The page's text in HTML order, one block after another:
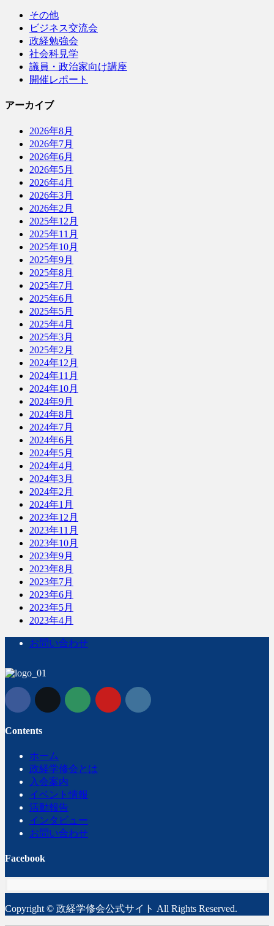
その他
ビジネス交流会
政経勉強会
社会科見学
議員・政治家向け講座
開催レポート
アーカイブ
2026年8月
2026年7月
2026年6月
2026年5月
2026年4月
2026年3月
2026年2月
2025年12月
2025年11月
2025年10月
2025年9月
2025年8月
2025年7月
2025年6月
2025年5月
2025年4月
2025年3月
2025年2月
2024年12月
2024年11月
2024年10月
2024年9月
2024年8月
2024年7月
2024年6月
2024年5月
2024年4月
2024年3月
2024年2月
2024年1月
2023年12月
2023年11月
2023年10月
2023年9月
2023年8月
2023年7月
2023年6月
2023年5月
2023年4月
お問い合わせ
Contents
ホーム
政経学修会とは
入会案内
イベント情報
活動報告
インタビュー
お問い合わせ
Facebook
Copyright © 政経学修会公式サイト All Rights Reserved.